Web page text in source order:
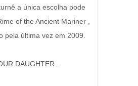
a única escolha pode
of the Ancient Mariner ,
pela última vez em 2009.
DAUGHTER...